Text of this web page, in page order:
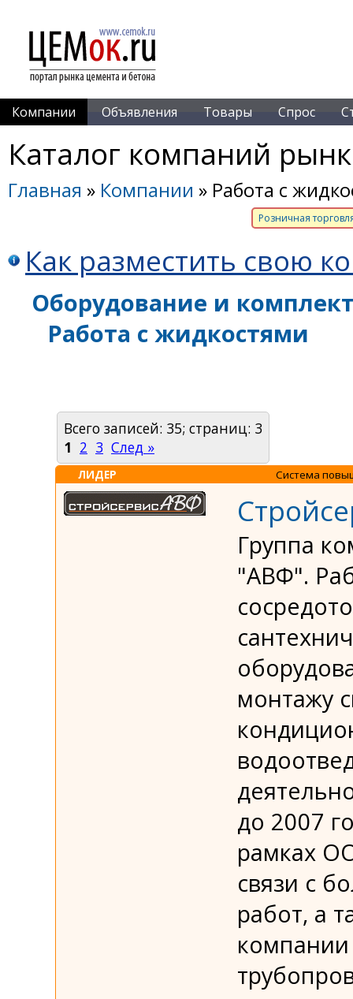
Компании Объявления Товары Спрос
Каталог компаний
Главная » Компании » Работа с
Розничная
Как разместить свою
Оборудование и
Работа с жидкостями
Всего записей: 35; страниц: 3
1 2 3 След »
ЛИДЕР Система
Группа
"АВФ".
монтажу
до 2007
рамках
связи с
работ, а
компании